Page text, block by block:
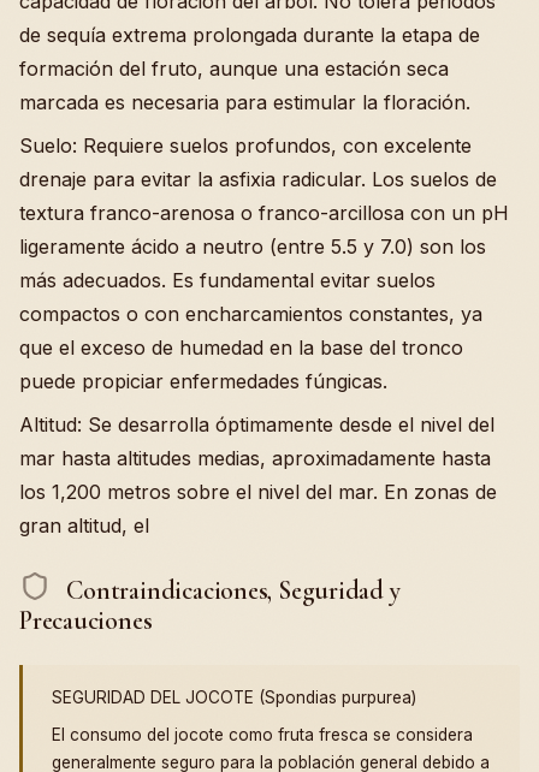
de sequía extrema prolongada durante la etapa de
formación del fruto, aunque una estación seca
marcada es necesaria para estimular la floración.
Suelo: Requiere suelos profundos, con excelente
drenaje para evitar la asfixia radicular. Los suelos de
textura franco-arenosa o franco-arcillosa con un pH
ligeramente ácido a neutro (entre 5.5 y 7.0) son los
más adecuados. Es fundamental evitar suelos
compactos o con encharcamientos constantes, ya
que el exceso de humedad en la base del tronco
puede propiciar enfermedades fúngicas.
Altitud: Se desarrolla óptimamente desde el nivel del
mar hasta altitudes medias, aproximadamente hasta
los 1,200 metros sobre el nivel del mar. En zonas de
gran altitud, el
Contraindicaciones, Seguridad y
Precauciones
SEGURIDAD DEL JOCOTE (Spondias purpurea)
El consumo del jocote como fruta fresca se considera
generalmente seguro para la población general debido a